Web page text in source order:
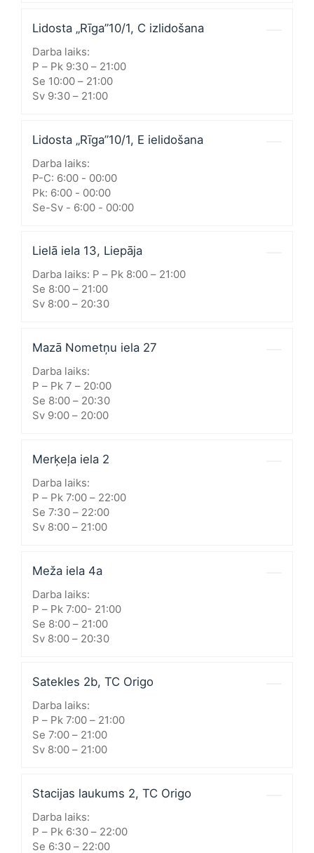
Lidosta „Rīga”10/1, C izlidošana
Darba laiks:
P – Pk 9:30 – 21:00
Se 10:00 – 21:00
Sv 9:30 – 21:00
Lidosta „Rīga”10/1, E ielidošana
Darba laiks:
P-C: 6:00 - 00:00
Pk: 6:00 - 00:00
Se-Sv - 6:00 - 00:00
Lielā iela 13, Liepāja
Darba laiks: P – Pk 8:00 – 21:00
Se 8:00 – 21:00
Sv 8:00 – 20:30
Mazā Nometņu iela 27
Darba laiks:
P – Pk 7 – 20:00
Se 8:00 – 20:30
Sv 9:00 – 20:00
Merķeļa iela 2
Darba laiks:
P – Pk 7:00 – 22:00
Se 7:30 – 22:00
Sv 8:00 – 21:00
Meža iela 4a
Darba laiks:
P – Pk 7:00- 21:00
Se 8:00 – 21:00
Sv 8:00 – 20:30
Satekles 2b, TC Origo
Darba laiks:
P – Pk 7:00 – 21:00
Se 7:00 – 21:00
Sv 8:00 – 21:00
Stacijas laukums 2, TC Origo
Darba laiks:
P – Pk 6:30 – 22:00
Se 6:30 – 22:00